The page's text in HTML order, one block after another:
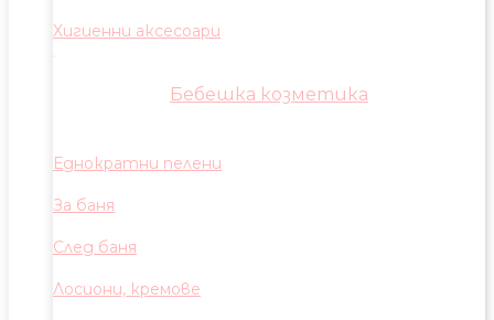
Хигиенни аксесоари
Бебешка козметика
Еднократни пелени
За баня
След баня
Лосиони, кремове